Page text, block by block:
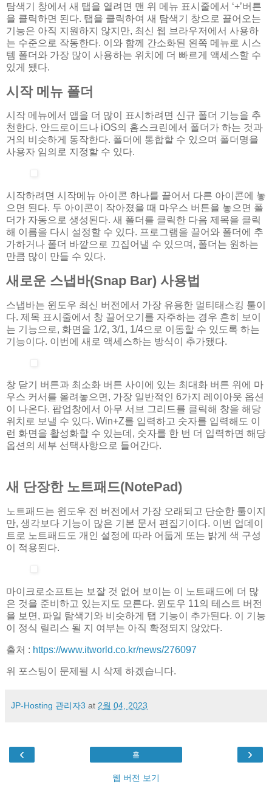
탐색기 창에서 새 탭을 열려면 맨 위 메뉴 표시줄에서 ‘+’버튼
을 클릭하면 된다. 탭을 클릭하여 새 탐색기 창으로 끌어오는
기능은 아직 지원하지 않지만, 최신 웹 브라우저에서 사용하
는 수준으로 작동한다. 이와 함께 간소화된 왼쪽 메뉴로 시스
템 폴더와 가장 많이 사용하는 위치에 더 빠르게 액세스할 수
있게 됐다.
시작 메뉴 폴더
시작 메뉴에서 앱을 더 많이 표시하려면 신규 폴더 기능을 추
천한다. 안드로이드나 iOS의 홈스크린에서 폴더가 하는 것과
거의 비슷하게 동작한다. 폴더에 통합할 수 있으며 폴더명을
사용자 임의로 지정할 수 있다.
시작하려면 시작메뉴 아이콘 하나를 끌어서 다른 아이콘에 놓
으면 된다. 두 아이콘이 작아졌을 때 마우스 버튼을 놓으면 폴
더가 자동으로 생성된다. 새 폴더를 클릭한 다음 제목을 클릭
해 이름을 다시 설정할 수 있다. 프로그램을 끌어와 폴더에 추
가하거나 폴더 바깥으로 끄집어낼 수 있으며, 폴더는 원하는
만큼 많이 만들 수 있다.
새로운 스냅바(Snap Bar) 사용법
스냅바는 윈도우 최신 버전에서 가장 유용한 멀티태스킹 툴이
다. 제목 표시줄에서 창 끌어오기를 자주하는 경우 흔히 보이
는 기능으로, 화면을 1/2, 3/1, 1/4으로 이동할 수 있도록 하는
기능이다. 이번에 새로 액세스하는 방식이 추가됐다.
창 닫기 버튼과 최소화 버튼 사이에 있는 최대화 버튼 위에 마
우스 커서를 올려놓으면, 가장 일반적인 6가지 레이아웃 옵션
이 나온다. 팝업창에서 아무 서브 그리드를 클릭해 창을 해당
위치로 보낼 수 있다. Win+Z를 입력하고 숫자를 입력해도 이
런 화면을 활성화할 수 있는데, 숫자를 한 번 더 입력하면 해당
옵션의 세부 선택사항으로 들어간다.
새 단장한 노트패드(NotePad)
노트패드는 윈도우 전 버전에서 가장 오래되고 단순한 툴이지
만, 생각보다 기능이 많은 기본 문서 편집기이다. 이번 업데이
트로 노트패드도 개인 설정에 따라 어둡게 또는 밝게 색 구성
이 적용된다.
마이크로소프트는 보잘 것 없어 보이는 이 노트패드에 더 많
은 것을 준비하고 있는지도 모른다. 윈도우 11의 테스트 버전
을 보면, 파일 탐색기와 비슷하게 탭 기능이 추가된다. 이 기능
이 정식 릴리스 될 지 여부는 아직 확정되지 않았다.
출처 : https://www.itworld.co.kr/news/276097
위 포스팅이 문제될 시 삭제 하겠습니다.
JP-Hosting 관리자3 at 2월 04, 2023
‹ ›
홈
웹 버전 보기